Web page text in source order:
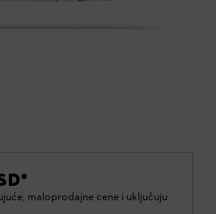
*
maloprodajne cene i uključuju